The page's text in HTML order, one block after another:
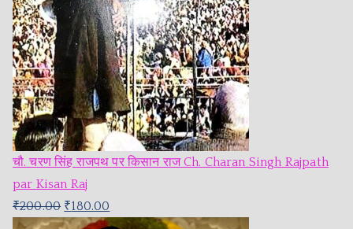
चौ. चरण सिंह राजपथ पर किसान राज Ch. Charan Singh Rajpath
par Kisan Raj
₹200.00 ₹180.00